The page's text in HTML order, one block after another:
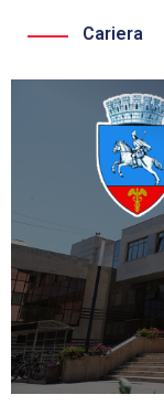
Cariera